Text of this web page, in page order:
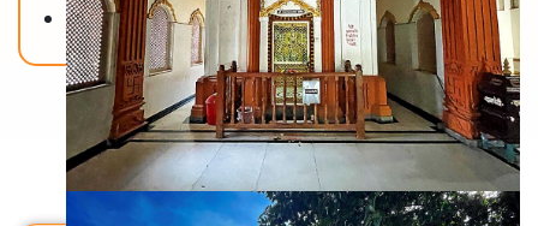
Back To Home
मंदिरे